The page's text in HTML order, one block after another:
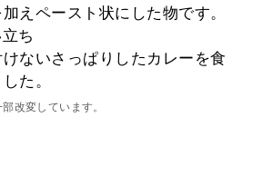
えペースト状にした物です。
ち
ないさっぱりしたカレーを食
た。
改変しています。